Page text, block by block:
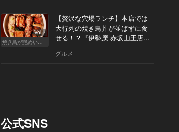
Vol.7
焼き鳥が艶めいてきた
【贅沢な穴場ランチ】本店では
大行列の焼き鳥丼が並ばずに食
せる！？『伊勢廣 赤坂山王店』
グルメ
公式SNS